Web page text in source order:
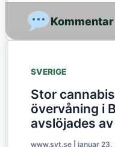
SVERIGE
Stor
övervåning i
avslöjades
www.svt.se januar 23,